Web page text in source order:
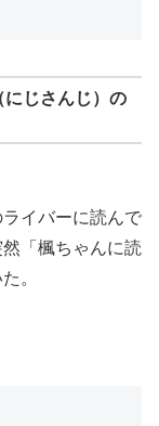
じさんじ）の
ライバーに読んで
「楓ちゃんに読
。